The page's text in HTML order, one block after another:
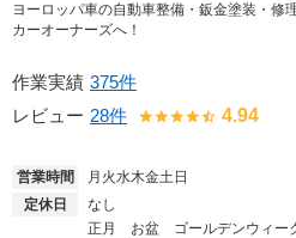
ヨーロッパ車の自動車整備・鈑金塗装・修
カーオーナーズへ！
作業実績 375件
レビュー 28件 4.94
営業時間 月火水木金土日
定休日
なし
正月 お盆 ゴールデンウィー